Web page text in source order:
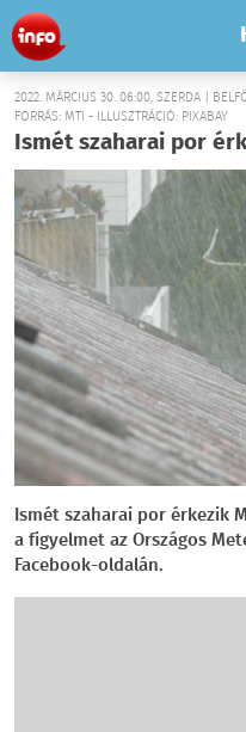
2022. MÁRCIUS 30. 06:00, SZERDA |
FORRÁS: MTI - ILLUSZTRÁCIÓ: PIXABAY
Ismét szaharai por
Ismét szaharai por érkezik
a figyelmet az Országos
Facebook-oldalán.